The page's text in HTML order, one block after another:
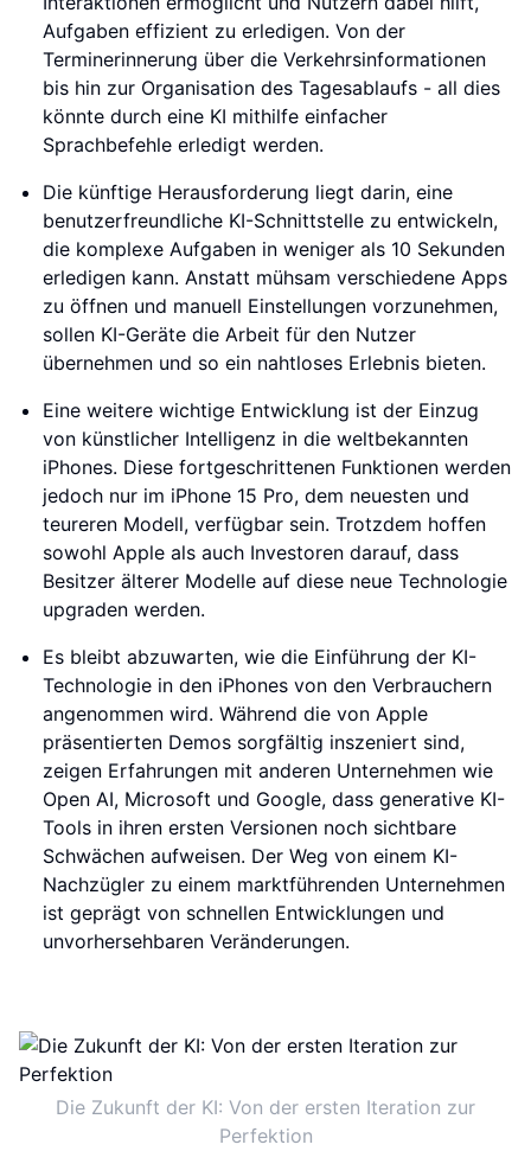
Aufgaben effizient zu erledigen. Von der
Terminerinnerung über die Verkehrsinformationen
bis hin zur Organisation des Tagesablaufs - all dies
könnte durch eine KI mithilfe einfacher
Sprachbefehle erledigt werden.
Die künftige Herausforderung liegt darin, eine
benutzerfreundliche KI-Schnittstelle zu entwickeln,
die komplexe Aufgaben in weniger als 10 Sekunden
erledigen kann. Anstatt mühsam verschiedene Apps
zu öffnen und manuell Einstellungen vorzunehmen,
sollen KI-Geräte die Arbeit für den Nutzer
übernehmen und so ein nahtloses Erlebnis bieten.
Eine weitere wichtige Entwicklung ist der Einzug
von künstlicher Intelligenz in die weltbekannten
iPhones. Diese fortgeschrittenen Funktionen werden
jedoch nur im iPhone 15 Pro, dem neuesten und
teureren Modell, verfügbar sein. Trotzdem hoffen
sowohl Apple als auch Investoren darauf, dass
Besitzer älterer Modelle auf diese neue Technologie
upgraden werden.
Es bleibt abzuwarten, wie die Einführung der KI-
Technologie in den iPhones von den Verbrauchern
angenommen wird. Während die von Apple
präsentierten Demos sorgfältig inszeniert sind,
zeigen Erfahrungen mit anderen Unternehmen wie
Open AI, Microsoft und Google, dass generative KI-
Tools in ihren ersten Versionen noch sichtbare
Schwächen aufweisen. Der Weg von einem KI-
Nachzügler zu einem marktführenden Unternehmen
ist geprägt von schnellen Entwicklungen und
unvorhersehbaren Veränderungen.
Die Zukunft der KI: Von der ersten Iteration zur
Perfektion